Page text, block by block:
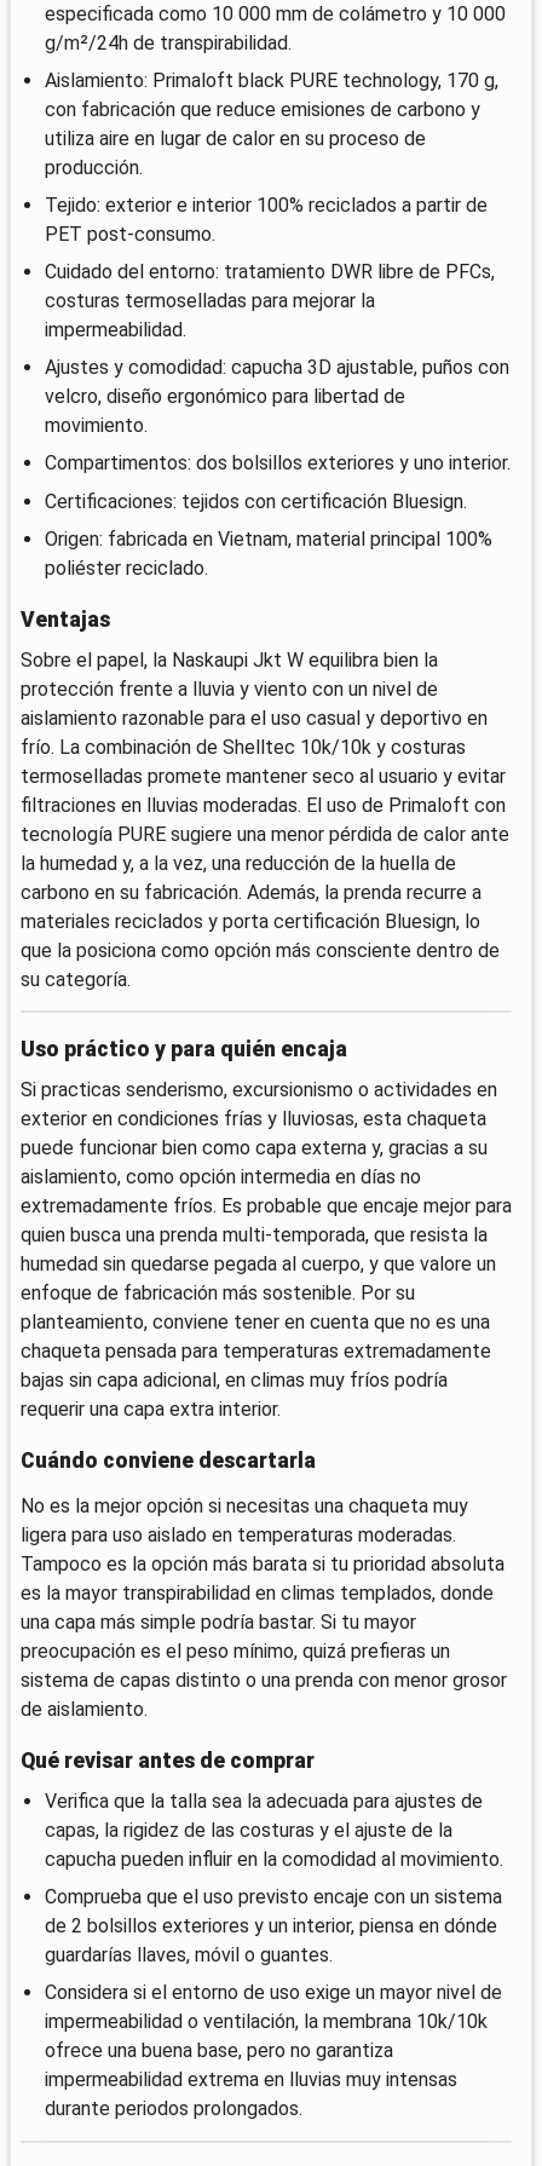
especificada como 10 000 mm de colámetro y 10 000
g/m²/24h de transpirabilidad.
Aislamiento: Primaloft black PURE technology, 170 g,
con fabricación que reduce emisiones de carbono y
utiliza aire en lugar de calor en su proceso de
producción.
Tejido: exterior e interior 100% reciclados a partir de
PET post-consumo.
Cuidado del entorno: tratamiento DWR libre de PFCs,
costuras termoselladas para mejorar la
impermeabilidad.
Ajustes y comodidad: capucha 3D ajustable, puños con
velcro, diseño ergonómico para libertad de
movimiento.
Compartimentos: dos bolsillos exteriores y uno interior.
Certificaciones: tejidos con certificación Bluesign.
Origen: fabricada en Vietnam, material principal 100%
poliéster reciclado.
Ventajas
Sobre el papel, la Naskaupi Jkt W equilibra bien la
protección frente a lluvia y viento con un nivel de
aislamiento razonable para el uso casual y deportivo en
frío. La combinación de Shelltec 10k/10k y costuras
termoselladas promete mantener seco al usuario y evitar
filtraciones en lluvias moderadas. El uso de Primaloft con
tecnología PURE sugiere una menor pérdida de calor ante
la humedad y, a la vez, una reducción de la huella de
carbono en su fabricación. Además, la prenda recurre a
materiales reciclados y porta certificación Bluesign, lo
que la posiciona como opción más consciente dentro de
su categoría.
Uso práctico y para quién encaja
Si practicas senderismo, excursionismo o actividades en
exterior en condiciones frías y lluviosas, esta chaqueta
puede funcionar bien como capa externa y, gracias a su
aislamiento, como opción intermedia en días no
extremadamente fríos. Es probable que encaje mejor para
quien busca una prenda multi-temporada, que resista la
humedad sin quedarse pegada al cuerpo, y que valore un
enfoque de fabricación más sostenible. Por su
planteamiento, conviene tener en cuenta que no es una
chaqueta pensada para temperaturas extremadamente
bajas sin capa adicional, en climas muy fríos podría
requerir una capa extra interior.
Cuándo conviene descartarla
No es la mejor opción si necesitas una chaqueta muy
ligera para uso aislado en temperaturas moderadas.
Tampoco es la opción más barata si tu prioridad absoluta
es la mayor transpirabilidad en climas templados, donde
una capa más simple podría bastar. Si tu mayor
preocupación es el peso mínimo, quizá prefieras un
sistema de capas distinto o una prenda con menor grosor
de aislamiento.
Qué revisar antes de comprar
Verifica que la talla sea la adecuada para ajustes de
capas, la rigidez de las costuras y el ajuste de la
capucha pueden influir en la comodidad al movimiento.
Comprueba que el uso previsto encaje con un sistema
de 2 bolsillos exteriores y un interior, piensa en dónde
guardarías llaves, móvil o guantes.
Considera si el entorno de uso exige un mayor nivel de
impermeabilidad o ventilación, la membrana 10k/10k
ofrece una buena base, pero no garantiza
impermeabilidad extrema en lluvias muy intensas
durante periodos prolongados.